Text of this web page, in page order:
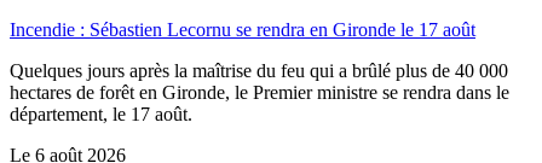
Incendie : Sébastien Lecornu se rendra en Gironde le 17 août
Quelques jours après la maîtrise du feu qui a brûlé plus de 40 000
hectares de forêt en Gironde, le Premier ministre se rendra dans le
département, le 17 août.
Le 6 août 2026